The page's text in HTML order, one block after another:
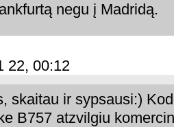
negu į Madridą.
22, 00:12
skaitau ir sypsausi:)
B757 atzvilgiu